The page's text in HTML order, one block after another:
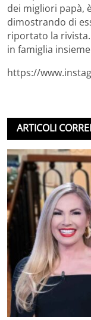
dei migliori papà,
dimostrando di
riportato la rivista.
in famiglia
https://
ARTICOLI